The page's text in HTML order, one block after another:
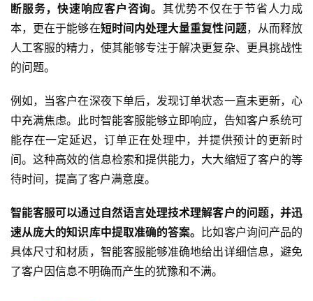
断服务，快速响应客户咨询。 其优势不仅在于节省人力成
本，更在于能够在短时间内处理大量重复性问题，从而释放
人工客服的精力，使其能够专注于解决更复杂、更具挑战性
的问题。
例如，当客户在深夜下单后，发现订单状态一直未更新，心
中充满焦虑。此时智能客服能够立即响应，告知客户系统可
能存在一定延迟，订单正在处理中，并提供预计的更新时
间。这种高效的信息检索和提供能力，大大缩短了客户的等
待时间，提高了客户满意度。
智能客服可以通过自然语言处理技术理解客户的问题，并迅
速从庞大的知识库中提取准确的答案。 比如客户询问产品的
具体尺寸和材质，智能客服能够准确地给出详细信息，避免
了客户因信息不明确而产生的犹豫和不满。